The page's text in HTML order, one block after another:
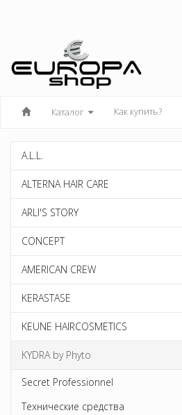
Каталог Как купить?
A.L.L.
ALTERNA HAIR CARE
ARLI'S STORY
CONCEPT
AMERICAN CREW
KERASTASE
KEUNE HAIRCOSMETICS
KYDRA by Phyto
Secret Professionnel
Технические средства